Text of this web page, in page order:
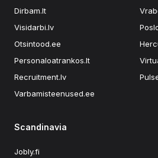
Dirbam.It
Visidarbi.lv
Otsintood.ee
Personaloatrankos.lt
Recruitment.lv
Varbamisteenused.ee
Scandinavia
Jobly.fi